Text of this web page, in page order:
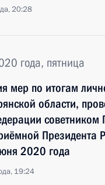
20:28
года, пятница
мер по итогам
области,
Президента
2020 года
19:24